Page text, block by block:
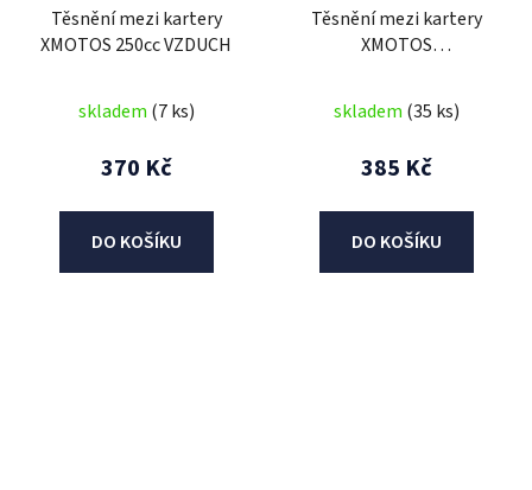
Těsnění mezi kartery
XMOTOS 250cc VZDUCH
skladem (7 ks)
370 Kč
DO KOŠÍKU
Těsnění mezi kartery
XMOTOS
skladem (35 ks)
385 Kč
DO KOŠÍKU